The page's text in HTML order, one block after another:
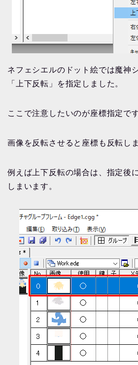
ネフェシエルのドット絵では魔神
「上下反転」を指定しました。
ここで注意したいのが座標指定です
画像を反転させると座標も反転しま
例えば上下反転の場合は、指定後
しまいます。